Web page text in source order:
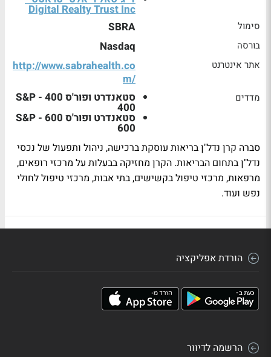
Digital Realty Trust Inc
סימול SBRA
בורסה Nasdaq
אתר אינטרנט
http://www.sabrahealth.co
m/
מדדים סטאנדרט ופור'ס 400 - S&P
400
סטאנדרט ופור'ס 600 - S&P
600
סברה קרן נדל"ן בריאות עוסקת ברכישה, ניהול ותפעול של נכסי
נדל"ן בתחום הבריאות. הקרן מחזיקה בבעלות על מרכזי רופאים,
מרפאות, מרכזי טיפול בקשישים, בתי אבות, מרכזי טיפול לחולי
נפש ועוד.
הורדת אפליקציה
הרשמה לדיוור